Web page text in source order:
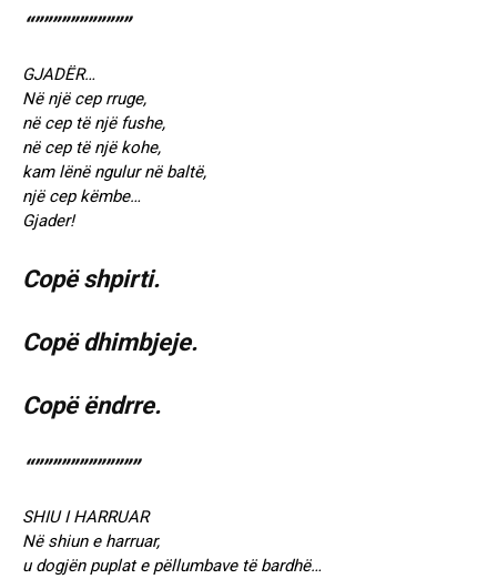
“”””””””””””
GJADЁR…
Në një cep rruge,
në cep të një fushe,
në cep të një kohe,
kam lënë ngulur në baltë,
një cep këmbe…
Gjader!
Copë shpirti.
Copë dhimbjeje.
Copë ëndrre.
“””””””””””””
SHIU I HARRUAR
Në shiun e harruar,
u dogjën puplat e pëllumbave të bardhë…